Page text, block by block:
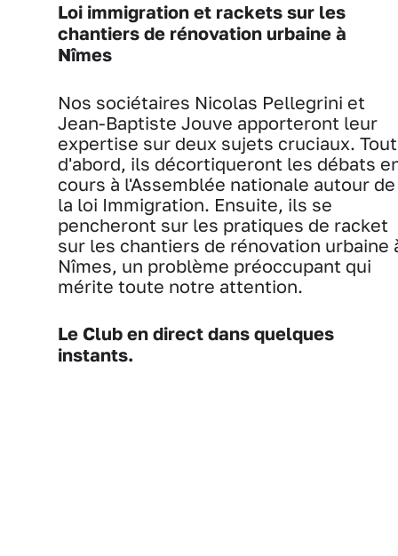
Loi immigration et rackets sur les
chantiers de rénovation urbaine à
Nîmes
Nos sociétaires Nicolas Pellegrini et
Jean-Baptiste Jouve apporteront leur
expertise sur deux sujets cruciaux. Tout
d'abord, ils décortiqueront les débats
cours à l'Assemblée nationale autour de
la loi Immigration. Ensuite, ils se
pencheront sur les pratiques de racket
sur les chantiers de rénovation urbaine
Nîmes, un problème préoccupant qui
mérite toute notre attention.
Le Club en direct dans quelques
instants.